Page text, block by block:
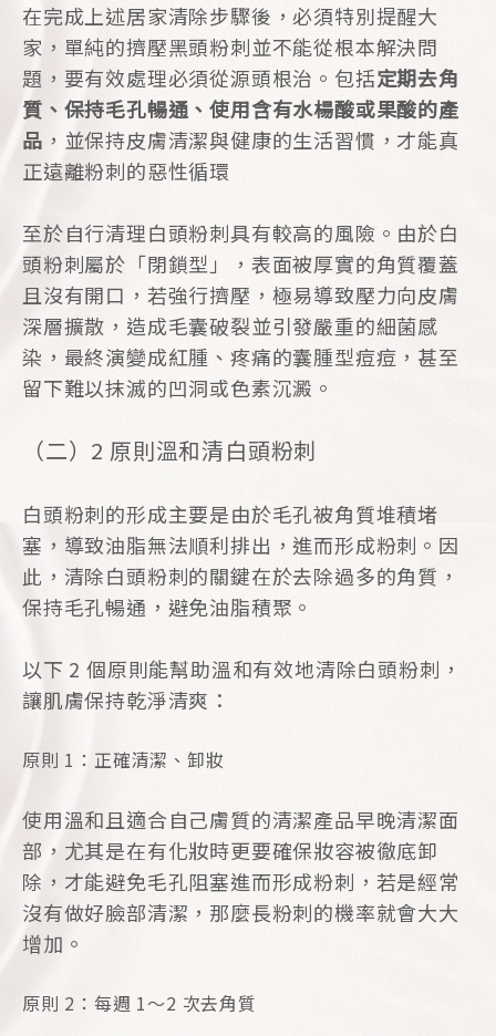
在完成上述居家清除步驟後，必須特別提醒大
家，單純的擠壓黑頭粉刺並不能從根本解決問
題，要有效處理必須從源頭根治。包括定期去角
質、保持毛孔暢通、使用含有水楊酸或果酸的產
品 ，並保持皮膚清潔與健康的生活習慣，才能真
正遠離粉刺的惡性循環
至於自行清理白頭粉刺具有較高的風險。由於白
頭粉刺屬於「閉鎖型」，表面被厚實的角質覆蓋
且沒有開口，若強行擠壓，極易導致壓力向皮膚
深層擴散，造成毛囊破裂並引發嚴重的細菌感
染，最終演變成紅腫、疼痛的囊腫型痘痘，甚至
留下難以抹滅的凹洞或色素沉澱。
（二）2 原則溫和清白頭粉刺
白頭粉刺的形成主要是由於毛孔被角質堆積堵
塞，導致油脂無法順利排出，進而形成粉刺。因
此，清除白頭粉刺的關鍵在於去除過多的角質，
保持毛孔暢通，避免油脂積聚。
以下 2 個原則能幫助溫和有效地清除白頭粉刺，
讓肌膚保持乾淨清爽：
原則 1：正確清潔、卸妝
使用溫和且適合自己膚質的清潔產品早晚清潔面
部，尤其是在有化妝時更要確保妝容被徹底卸
除，才能避免毛孔阻塞進而形成粉刺，若是經常
沒有做好臉部清潔，那麼長粉刺的機率就會大大
增加。
原則 2：每週 1～2 次去角質